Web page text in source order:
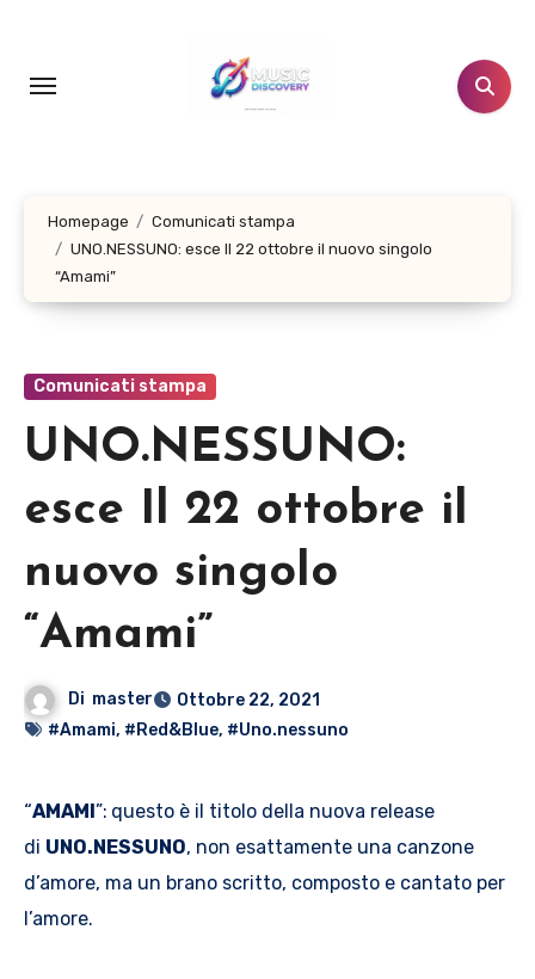
contenuto
Homepage
Comunicati stampa
UNO.NESSUNO: esce Il 22 ottobre il nuovo singolo
“Amami”
Comunicati stampa
UNO.NESSUNO:
esce Il 22 ottobre il
nuovo singolo
“Amami”
Di master
Ottobre 22, 2021
#Amami, #Red&Blue, #Uno.nessuno
“ AMAMI”: questo è il titolo della nuova release
di UNO.NESSUNO, non esattamente una canzone
d’amore, ma un brano scritto, composto e cantato per
l’amore.